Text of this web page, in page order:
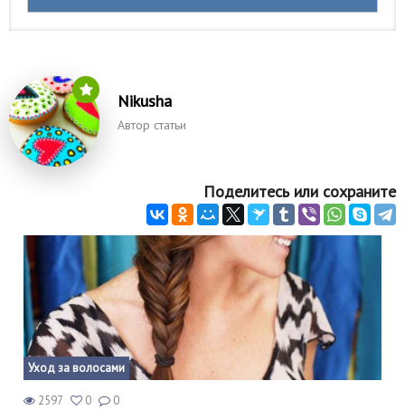
Nikusha
Автор статьи
Поделитесь или сохраните
Уход за волосами
2597 0 0